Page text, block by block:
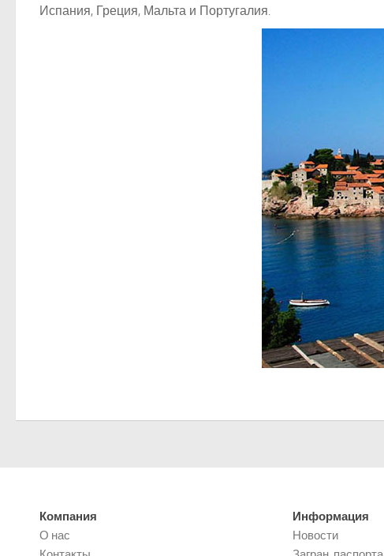
Испания, Греция, Мальта и Португалия.
Компания
О нас
Информация
Новости